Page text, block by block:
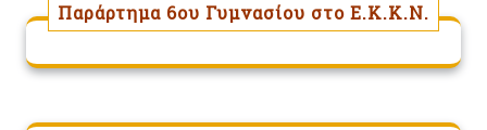
Παράρτημα 6ου Γυμνασίου στο Ε.Κ.Κ.Ν.